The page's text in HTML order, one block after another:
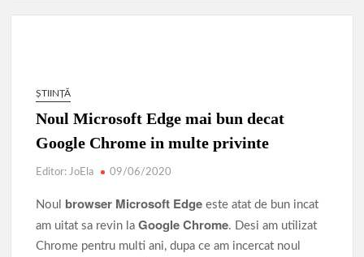
MODERNIZARE DRUM COMUNAL DC 90 MIHAI BRAVU,
JUDETUL GIURGIU 11.06.2026
Parcul de Aventură Comana 2026
Târgul Călugăreni
Lucrările de modernizare a infrastructurii rutiere din municipiu
AVERTIZARE: Actualizați de urgență aplicațiile de tip
ȘTIINȚĂ
Noul Microsoft Edge mai bun decat
Google Chrome in multe privinte
Editor: JoEla 09/06/2020
Noul browser Microsoft Edge este atat de bun incat
am uitat sa revin laGoogle Chrome. Desi am utilizat
Chrome pentru multi ani, dupa ce am incercat noul